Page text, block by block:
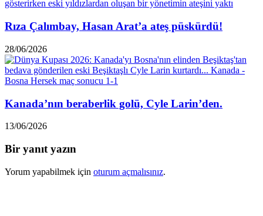
Rıza Çalımbay, Hasan Arat’a ateş püskürdü!
28/06/2026
Kanada’nın beraberlik golü, Cyle Larin’den.
13/06/2026
Bir yanıt yazın
Yorum yapabilmek için oturum açmalısınız.